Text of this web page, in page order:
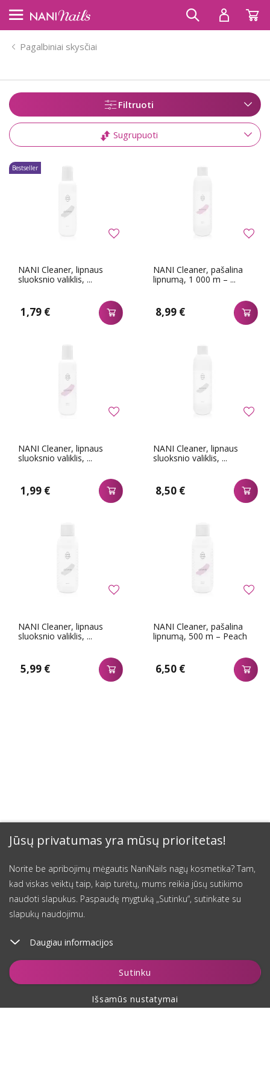
Jūsų privatumas yra mūsų prioritetas!
Norite be apribojimų mėgautis NaniNails nagų kosmetika? Tam,
kad viskas veiktų taip, kaip turėtų, mums reikia jūsų sutikimo
naudoti slapukus. Paspaudę mygtuką „Sutinku“, sutinkate su
slapukų naudojimu.
Daugiau informacijos
Sutinku
Išsamūs nustatymai
Pagalbiniai skysčiai
Filtruoti
Sugrupuoti
NANI Cleaner, lipnaus
sluoksnio valiklis, ...
1,79 €
Bestseller
NANI Cleaner, pašalina
lipnumą, 1 000 m – ...
8,99 €
NANI Cleaner, lipnaus
sluoksnio valiklis, ...
1,99 €
NANI Cleaner, lipnaus
sluoksnio valiklis, ...
8,50 €
NANI Cleaner, lipnaus
sluoksnio valiklis, ...
5,99 €
NANI Cleaner, pašalina
lipnumą, 500 m – Peach
6,50 €